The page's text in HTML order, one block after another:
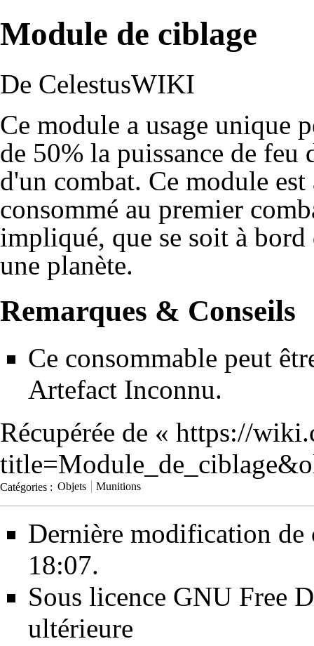
Module de ciblage
De CelestusWIKI
Ce module a usage unique
de 50% la puissance de feu
d'un combat. Ce module
consommé au premier
impliqué, que se soit à
une planète.
Remarques & Conseils
Ce consommable peut
Artefact Inconnu.
Récupérée de « https://
Catégories : Objets Munitions
Dernière modification de
18:07.
Sous licence GNU Free
ultérieure